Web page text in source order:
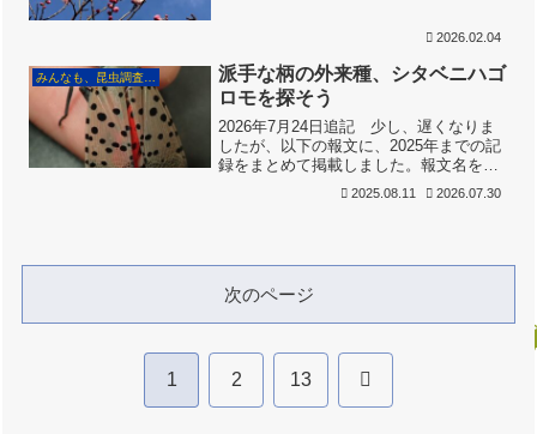
2026.02.04
みんなも、昆虫調査員！
派手な柄の外来種、シタベニハゴ
ロモを探そう
2026年7月24日追記 少し、遅くなりま
したが、以下の報文に、2025年までの記
録をまとめて掲載しました。報文名をコ
ピペして検索すると、どんな感じで集ま
っているのか見ることができます。ご協
2025.08.11 2026.07.30
次のページ
1 2 13 次